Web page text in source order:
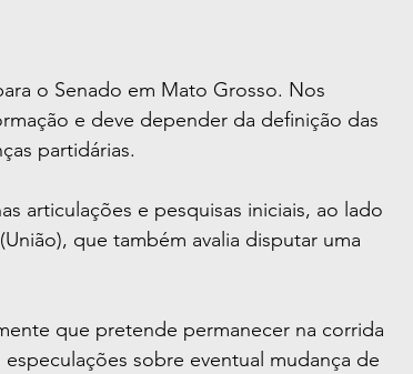
o Senado em Mato Grosso. Nos
e deve depender da definição das
partidárias.
articulações e pesquisas iniciais, ao lado
que também avalia disputar uma
que pretende permanecer na corrida
sobre eventual mudança de